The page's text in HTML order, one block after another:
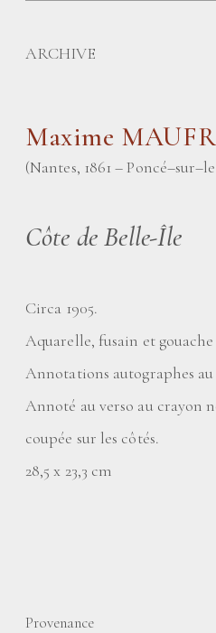
ARCHIVE
Maxime
(Nantes, 1861 –
Côte de Belle-Île
Circa 1905.
Aquarelle, fusain et
Annotations autographes
Annoté au verso au crayon
coupée sur les côtés.
28,5 x 23,3 cm
Provenance